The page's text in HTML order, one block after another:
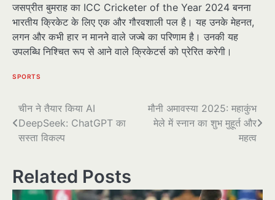
जसप्रीत बुमराह का ICC Cricketer of the Year 2024 बनना
भारतीय क्रिकेट के लिए एक और गौरवशाली पल है। यह उनके मेहनत,
लगन और कभी हार न मानने वाले जज्बे का परिणाम है। उनकी यह
उपलब्धि निश्चित रूप से आने वाले क्रिकेटर्स को प्रेरित करेगी।
SPORTS
पोस्ट
नेविगेशन
चीन ने तैयार किया AI
DeepSeek: ChatGPT का
सस्ता विकल्प
मौनी अमावस्या 2025: महाकुंभ
मेले में स्नान का शुभ मुहूर्त और
महत्व
Related Posts